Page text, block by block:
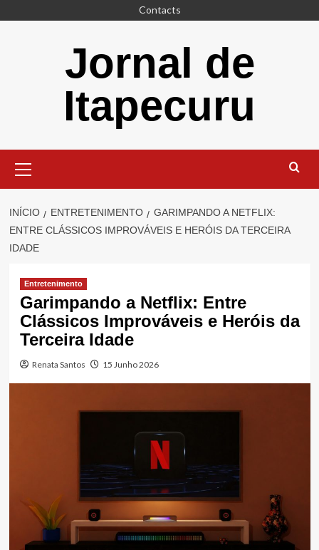
Contacts
Jornal de
Itapecuru
principal
INÍCIO ENTRETENIMENTO
GARIMPANDO A NETFLIX:
ENTRE CLÁSSICOS IMPROVÁVEIS E HERÓIS DA TERCEIRA
IDADE
Entretenimento
Garimpando a Netflix: Entre
Clássicos Improváveis e Heróis da
Terceira Idade
Renata Santos 15 Junho 2026